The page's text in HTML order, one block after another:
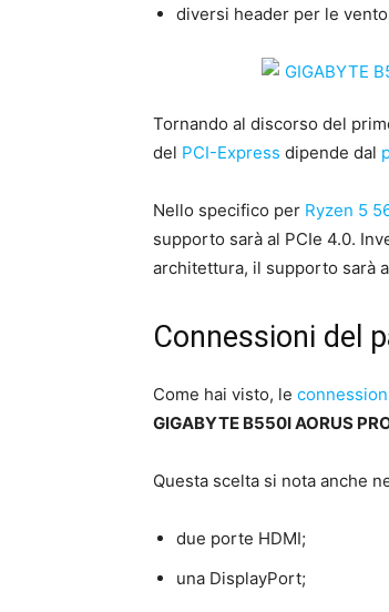
diversi header per le
Tornando al discorso del
del PCI-Express dipende dal
Nello specifico per Ryzen 5
supporto sarà al PCIe 4.0.
architettura, il supporto sarà
Connessioni del
Come hai visto, le
GIGABYTE B550I AORUS
Questa scelta si nota anche
due porte HDMI;
una DisplayPort;